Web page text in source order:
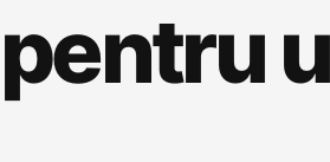
pentru